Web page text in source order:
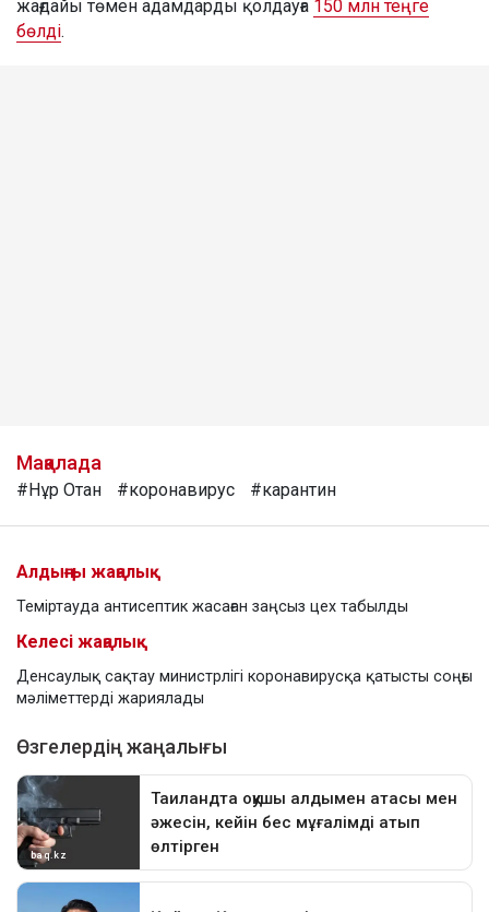
жағдайы төмен адамдарды қолдауға 150 млн теңге
бөлді.
Мақалада
#Нұр Отан #коронавирус #карантин
Алдыңғы жаңалық
Теміртауда антисептик жасаған заңсыз цех табылды
Келесі жаңалық
Денсаулық сақтау министрлігі коронавирусқа қатысты соңғы
мәліметтерді жариялады